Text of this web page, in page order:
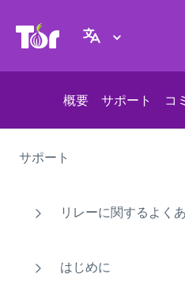
Tor Project ウェブ
概要 サポート コ
サポート
リレーに関するよく
はじめに